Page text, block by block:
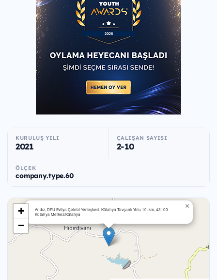
KURULUŞ YILI
2021
ÇALIŞAN SAYISI
2-10
ÖLÇEK
company.type.60
Andız, DPÜ Evliya Çelebi Yerleşkesi, Kütahya Tavşanlı Yolu 10. km, 43100
Kütahya Merkez/Kütahya
×
+
−